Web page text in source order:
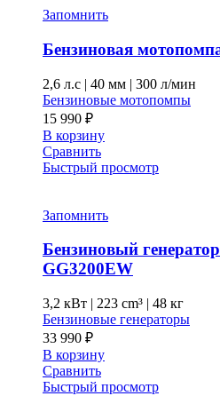
Запомнить
Бензиновая
2,6 л.с | 40 мм | 300 л/мин
Бензиновые мотопомпы
15 990 ₽
В корзину
Сравнить
Быстрый просмотр
Запомнить
Бензиновый
GG3200EW
3,2 кВт | 223 cm³ | 48 кг
Бензиновые генераторы
33 990 ₽
В корзину
Сравнить
Быстрый просмотр